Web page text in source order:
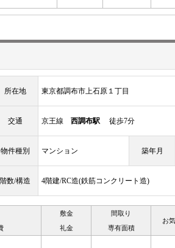
所在地 東京都調布市上石原１丁目
交通 京王線 西調布駅 徒歩7分
物件種別 マンション 築年月
階数/構造 4階建/RC造(鉄筋コンクリート造)
敷金
礼金
間取り
専有面積
お